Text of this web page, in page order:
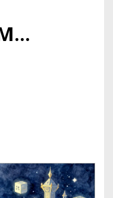
IAVG - INFORMATIONSARCHIV FÜR VIRTUELLE GELDER